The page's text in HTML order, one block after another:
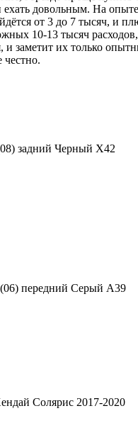
года - по июль 2017
года - по июль 2017
года - по июль 2017
года - по июль 2017
ехать довольным. На
от 3 до 7 тысяч, и
10-13 тысяч
и заметит их только
задний Черный X42
передний Серый A39
Солярис 2017-2020